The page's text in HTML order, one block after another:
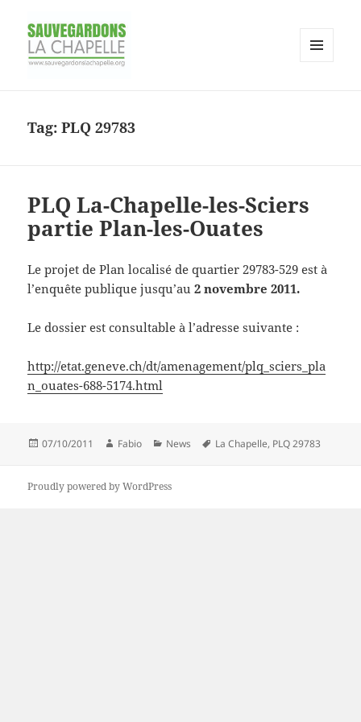
site de la Chapelle
Tag:PLQ 29783
PLQ La-Chapelle-les-Sciers
partie Plan-les-Ouates
Le projet de Plan localisé de quartier 29783-529 est à
l’enquête publique jusqu’au2 novembre 2011.
Le dossier est consultable à l’adresse suivante :
http://etat.geneve.ch/dt/amenagement/plq_sciers_pla
n_ouates-688-5174.html
Posted
07/10/2011 Author
Fabio Categories
News Tags
La Chapelle, PLQ 29783
Proudly powered by WordPress